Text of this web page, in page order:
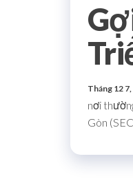
Tháng 12
nơi
Gòn